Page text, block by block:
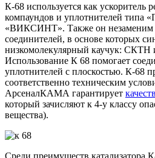
К-68 используется как ускоритель
компаундов и уплотнителей
«ВИКСИНТ». Также он незаменим
соединителей, в основе которых
низкомолекулярный каучук:
Использование К 68 помогает
уплотнителей с плоскостью. К-68
соответственно техническим
АрсеналКАМА гарантирует
который зачисляют к 4-у классу
вещества).
Среди преимуществ катализатора